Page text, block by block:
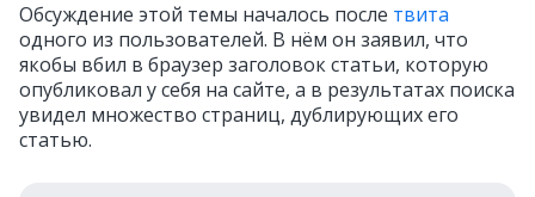
Обсуждение этой темы началось после твита
одного из пользователей. В нём он заявил, что
якобы вбил в браузер заголовок статьи, которую
опубликовал у себя на сайте, а в результатах поиска
увидел множество страниц, дублирующих его
статью.